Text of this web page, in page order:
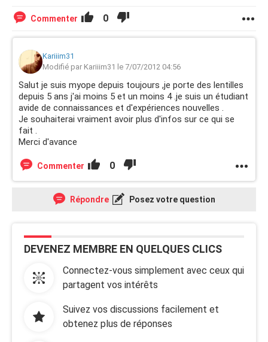
Commenter 0
Kariiim31
Modifié par Kariiim31 le 7/07/2012 04:56
Salut je suis myope depuis toujours ,je porte des lentilles
depuis 5 ans j'ai moins 5 et un moins 4 .je suis un étudiant
avide de connaissances et d'expériences nouvelles .
Je souhaiterai vraiment avoir plus d'infos sur ce qui se
fait .
Merci d'avance
Commenter 0
Répondre Posez votre question
DEVENEZ MEMBRE EN QUELQUES CLICS
Connectez-vous simplement avec ceux qui
partagent vos intérêts
Suivez vos discussions facilement et
obtenez plus de réponses